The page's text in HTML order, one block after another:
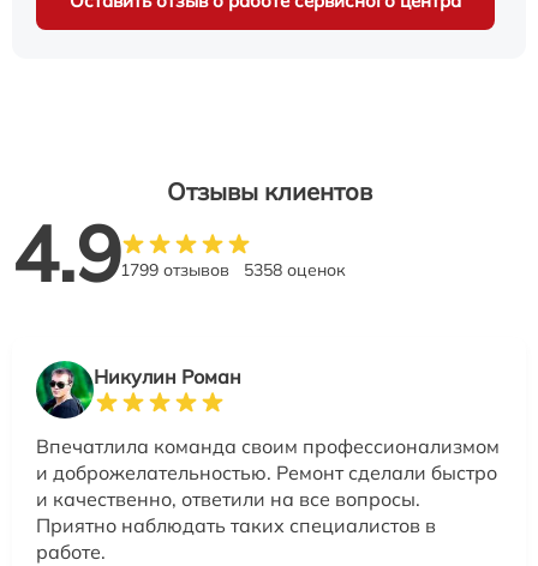
Отзывы клиентов
4.91799 отзывов 5358 оценок
Никулин Роман
Впечатлила команда своим профессионализмом
и доброжелательностью. Ремонт сделали быстро
и качественно, ответили на все вопросы.
Приятно наблюдать таких специалистов в
работе.